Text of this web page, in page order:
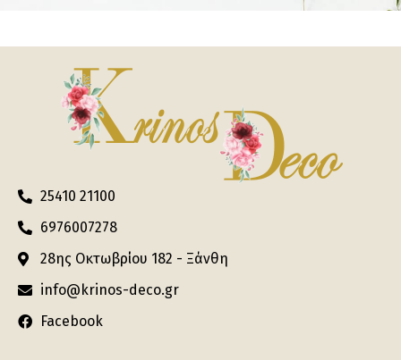
25410 21100
6976007278
28ης Οκτωβρίου 182 - Ξάνθη
info@krinos-deco.gr
Facebook